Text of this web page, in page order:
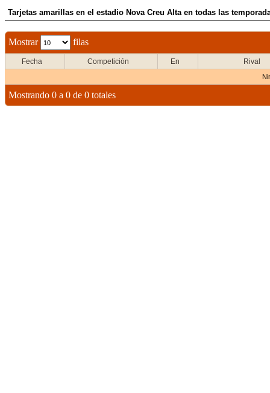
Tarjetas amarillas en el estadio Nova Creu Alta en todas las
Mostrar filas
Fecha Competición En Rival
Mostrando 0 a 0 de 0 totales